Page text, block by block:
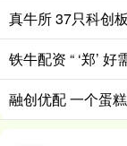
真牛所 37只科创